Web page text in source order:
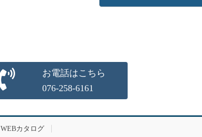
お電話はこちら
076-258-6161
WEBカタログ